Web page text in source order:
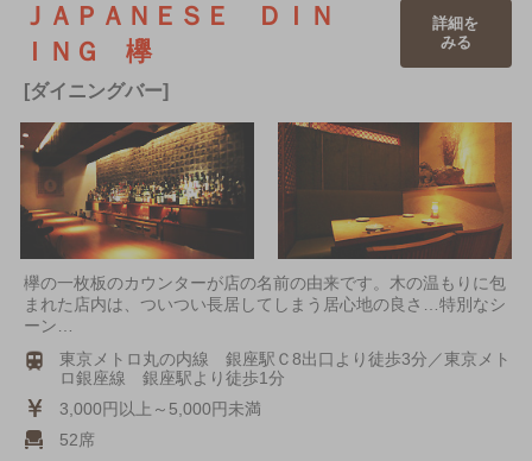
ＪＡＰＡＮＥＳＥ ＤＩＮ
ＩＮＧ 欅
[ダイニングバー]
詳細を
みる
欅の一枚板のカウンターが店の名前の由来です。木の温もりに包
まれた店内は、ついつい長居してしまう居心地の良さ…特別なシ
ーン…
東京メトロ丸の内線 銀座駅Ｃ8出口より徒歩3分／東京メト
ロ銀座線 銀座駅より徒歩1分
3,000円以上～5,000円未満
52席